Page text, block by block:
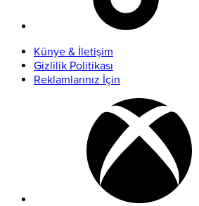
Künye & İletişim
Gizlilik Politikası
Reklamlarınız İçin